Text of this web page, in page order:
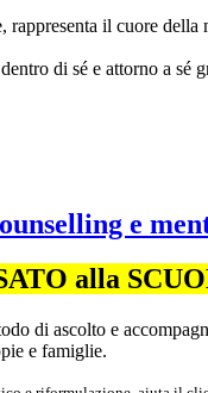
rappresenta il cuore della
di sé e attorno a sé
e
alla
di ascolto e
e famiglie.